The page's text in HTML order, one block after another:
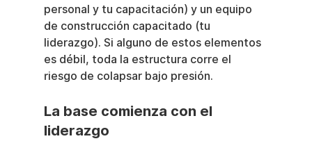
personal y tu capacitación) y un equipo
de construcción capacitado (tu
liderazgo). Si alguno de estos elementos
es débil, toda la estructura corre el
riesgo de colapsar bajo presión.
La base comienza con el
liderazgo